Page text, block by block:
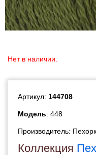
Нет в наличии.
Артикул: 144708
Модель: 448
Производитель:
Коллекция